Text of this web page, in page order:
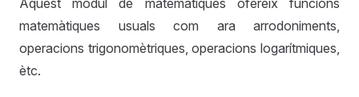
Aquest mòdul de matemàtiques ofereix funcions
matemàtiques usuals com ara arrodoniments,
operacions trigonomètriques, operacions logarítmiques,
ètc.